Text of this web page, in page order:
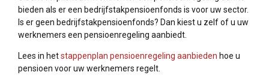
bieden als er een bedrijfstakpensioenfonds is voor uw sector.
Is er geen bedrijfstakpensioenfonds? Dan kiest u zelf of u uw
werknemers een pensioenregeling aanbiedt.
Lees in hetstappenplan pensioenregeling aanbieden hoe u
pensioen voor uw werknemers regelt.